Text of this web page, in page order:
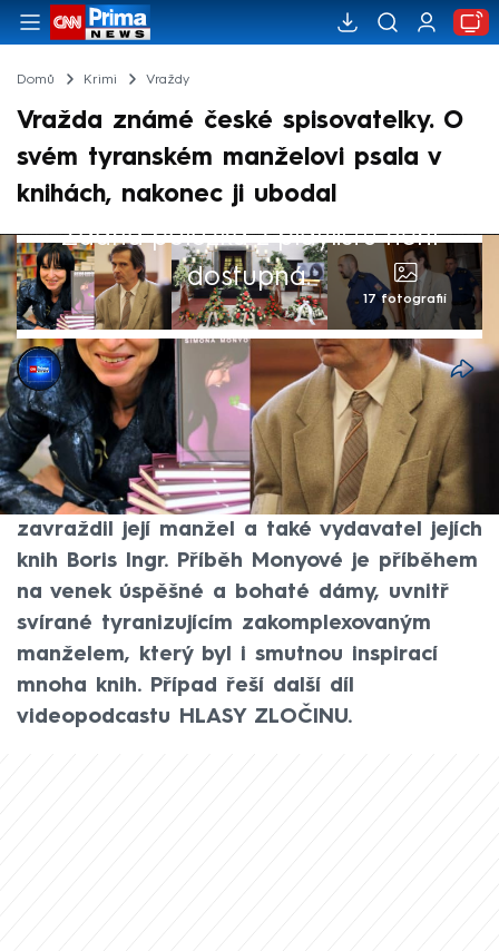
Domů Krimi Vraždy
Vražda známé české spisovatelky. O
svém tyranském manželovi psala v
knihách, nakonec ji ubodal
Žádná položka z playlistu není
dostupná.
17 fotografií
CNN Prima NEWS
7. bře 2025, 05:43
Simona Monyová. Úspěšná spisovatelka
ženských románů, které se přezdívalo
Viewegh v sukních. V srpnu 2011 ji při hádce
zavraždil její manžel a také vydavatel jejích
knih Boris Ingr. Příběh Monyové je příběhem
na venek úspěšné a bohaté dámy, uvnitř
svírané tyranizujícím zakomplexovaným
manželem, který byl i smutnou inspirací
mnoha knih. Případ řeší další díl
videopodcastu HLASY ZLOČINU.